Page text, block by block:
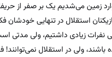
زمین می‌شدیم یک بر صفر از
استقلال در تنهایی خودشان
نفرات زیادی داشتیم، ولی مدتی
باشند، ولی در استقلال